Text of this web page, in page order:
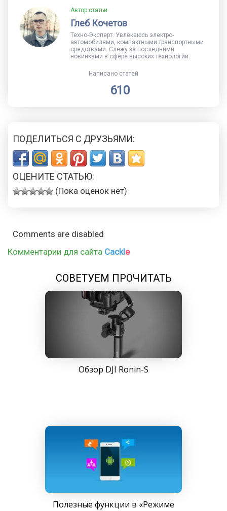
Автор статьи
Глеб Кочетов
Техно-Эксперт. Увлекаюсь электро-
автомобилями, компактными транспортными
средствами. Слежу за последними
новинками в сфере высоких технологий.
Написано статей
610
ПОДЕЛИТЬСЯ С ДРУЗЬЯМИ:
ОЦЕНИТЕ СТАТЬЮ:
(Пока оценок нет)
Comments are disabled
Комментарии для сайта Cackle
СОВЕТУЕМ ПРОЧИТАТЬ
Обзор DJI Ronin-S
Полезные функции в «Режиме